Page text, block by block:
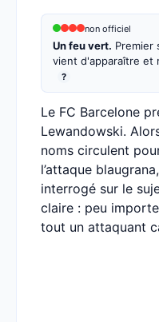
non officiel
Un feu vert. Premier
vient d'apparaître et
?
Le FC Barcelone
Lewandowski.
noms circulent
l’attaque
interrogé sur le
claire : peu
tout un attaquant